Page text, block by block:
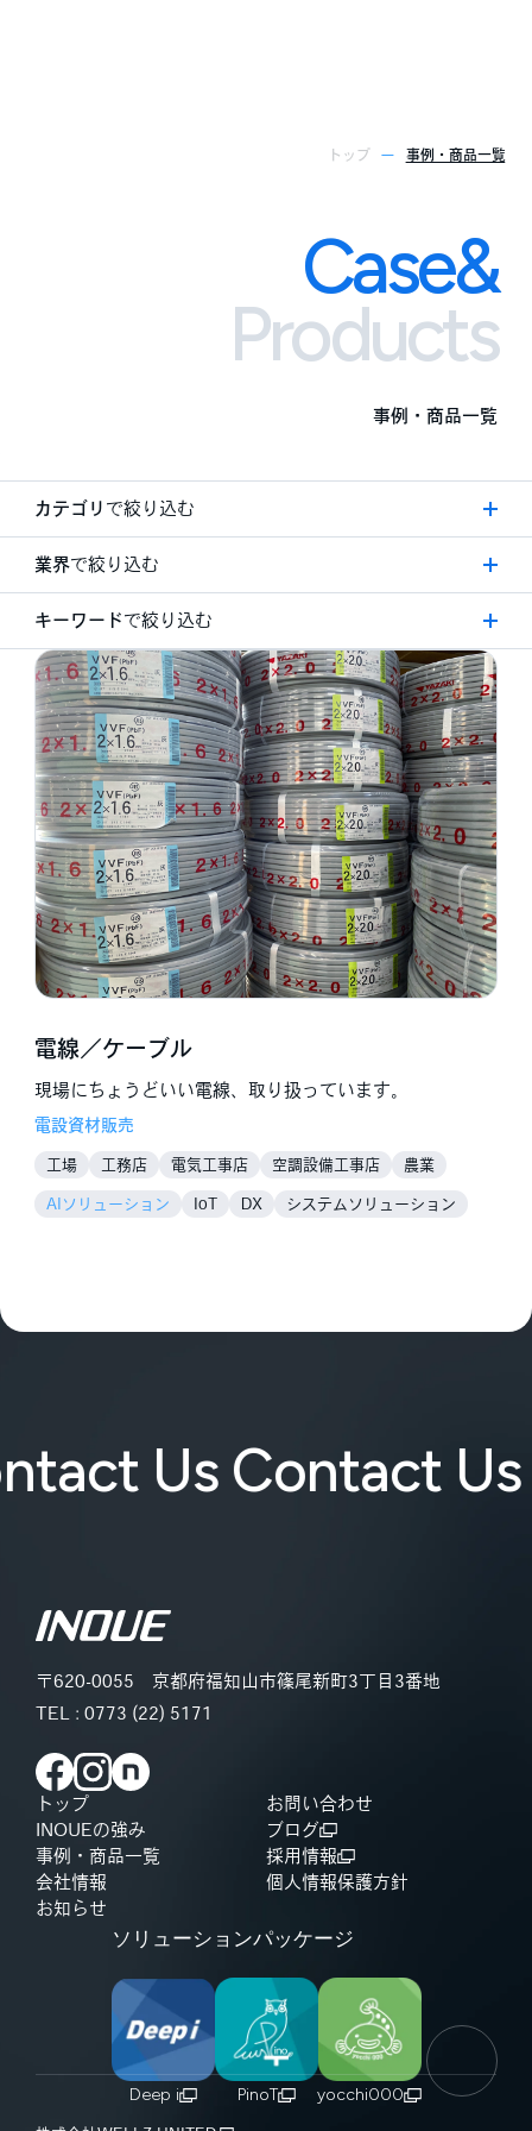
トップ 事例・商品一覧
事例・商品一覧
Case&
Case&
Products
カテゴリ で絞り込む
すべて
ソリューション
電気設備工事
電設資材販売
業界で絞り込む
すべて
工場
病院
民間施設
公共施設
商業施設
福祉介護施設
教育施設
企業
住宅
工務店
電気工事店
空調設備工事店
農業
キーワード で絞り込む
すべて
IoT
DX
AIソリューション
システムソリューション
ネットワークソリューション
エネルギーソリューション
省エネ
畜エネ
創エネ
空気環境ソリューション
電線／ケーブル
現場にちょうどいい電線、取り扱っています。
電設資材販売
工場 工務店 電気工事店 空調設備工事店 農業
AIソリューション IoT DX
システムソリューション
Us Contact
〒620-0055 京都府福知山市篠尾新町3丁目3番地
TEL : 0773 (22) 5171
トップ
INOUEの強み
事例・商品一覧
会社情報
お知らせ
お問い合わせ
ブログ
採用情報
個人情報保護方針
ソリューションパッケージ
Deep i PinoT yocchi000